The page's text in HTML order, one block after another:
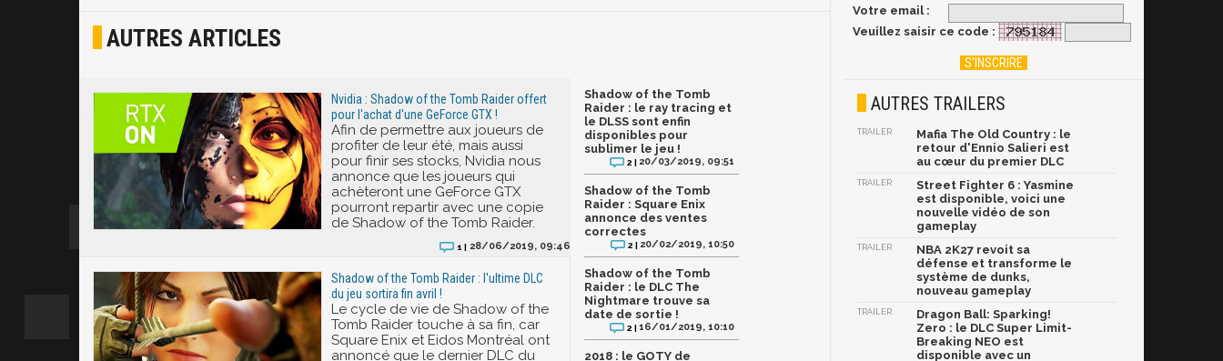
Joyeux
AUTRES ARTICLES
Nvidia : Shadow of the Tomb Raider offert
pour l'achat d'une GeForce GTX !
Afin de permettre aux joueurs de
profiter de leur été, mais aussi
pour finir ses stocks, Nvidia nous
annonce que les joueurs qui
achèteront une GeForce GTX
pourront repartir avec une copie
de Shadow of the Tomb Raider.
1 | 28/06/2019, 09:46
Shadow of the Tomb Raider : l'ultime DLC
du jeu sortira fin avril !
Le cycle de vie de Shadow of the
Tomb Raider touche à sa fin, car
Square Enix et Eidos Montréal ont
annoncé que le dernier DLC du
Shadow of the Tomb
Raider : le ray tracing et
le DLSS sont enfin
disponibles pour
sublimer le jeu !
2 | 20/03/2019, 09:51
Shadow of the Tomb
Raider : Square Enix
annonce des ventes
correctes
2 | 20/02/2019, 10:50
Shadow of the Tomb
Raider : le DLC The
Nightmare trouve sa
date de sortie !
2 |16/01/2019, 10:10
2018 : le GOTY de
Votre email :
Veuillez saisir ce code :
AUTRES TRAILERS
TRAILER
Mafia The Old Country : le
retour d'Ennio Salieri est
au cœur du premier DLC
TRAILER
Street Fighter 6 : Yasmine
est disponible, voici une
nouvelle vidéo de son
gameplay
TRAILER
NBA 2K27 revoit sa
défense et transforme le
système de dunks,
nouveau gameplay
TRAILER
Dragon Ball: Sparking!
Zero : le DLC Super Limit-
Breaking NEO est
disponible avec un